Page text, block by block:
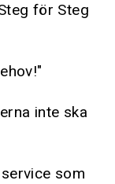
för Steg
inte ska
som